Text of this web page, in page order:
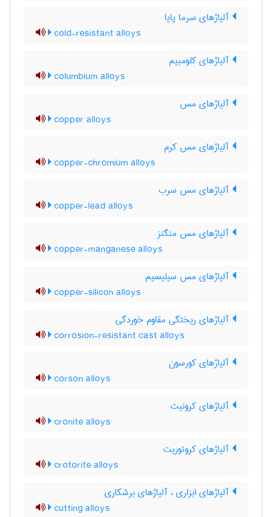
آلیاژهای سرما پایا
cold-resistant alloys
آلیاژهای کلومبیم
columbium alloys
آلیاژهای مس
copper alloys
آلیاژهای مس کرم
copper-chromium alloys
آلیاژهای مس سرب
copper-lead alloys
آلیاژهای مس منگنز
copper-manganese alloys
آلیاژهای مس سیلیسیم
copper-silicon alloys
آلیاژهای ریختگی مقاوم خوردگی
corrosion-resistant cast alloys
آلیاژهای کورسون
corson alloys
آلیاژهای کرونیت
cronite alloys
آلیاژهای کروتوریت
crotorite alloys
آلیاژهای ابزاری ، آلیاژهای برشکاری
cutting alloys